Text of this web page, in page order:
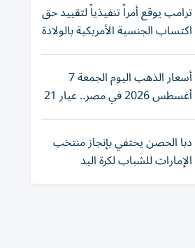
ترامب يوقع أمراً تنفيذياً لتقييد حق
اكتساب الجنسية الأمريكية بالولادة
أسعار الذهب اليوم الجمعة 7
أغسطس 2026 في مصر.. عيار 21
يقترب من هذا الرقم
دبا الحصن يحتفي بإنجاز منتخب
الإمارات للشباب لكرة اليد